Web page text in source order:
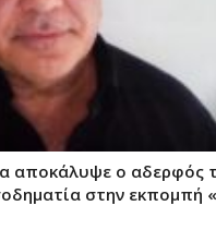
αποκάλυψε ο αδερφός
στην εκπομπή